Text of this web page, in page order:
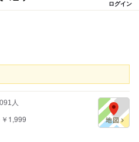
ログイン
人
1,999